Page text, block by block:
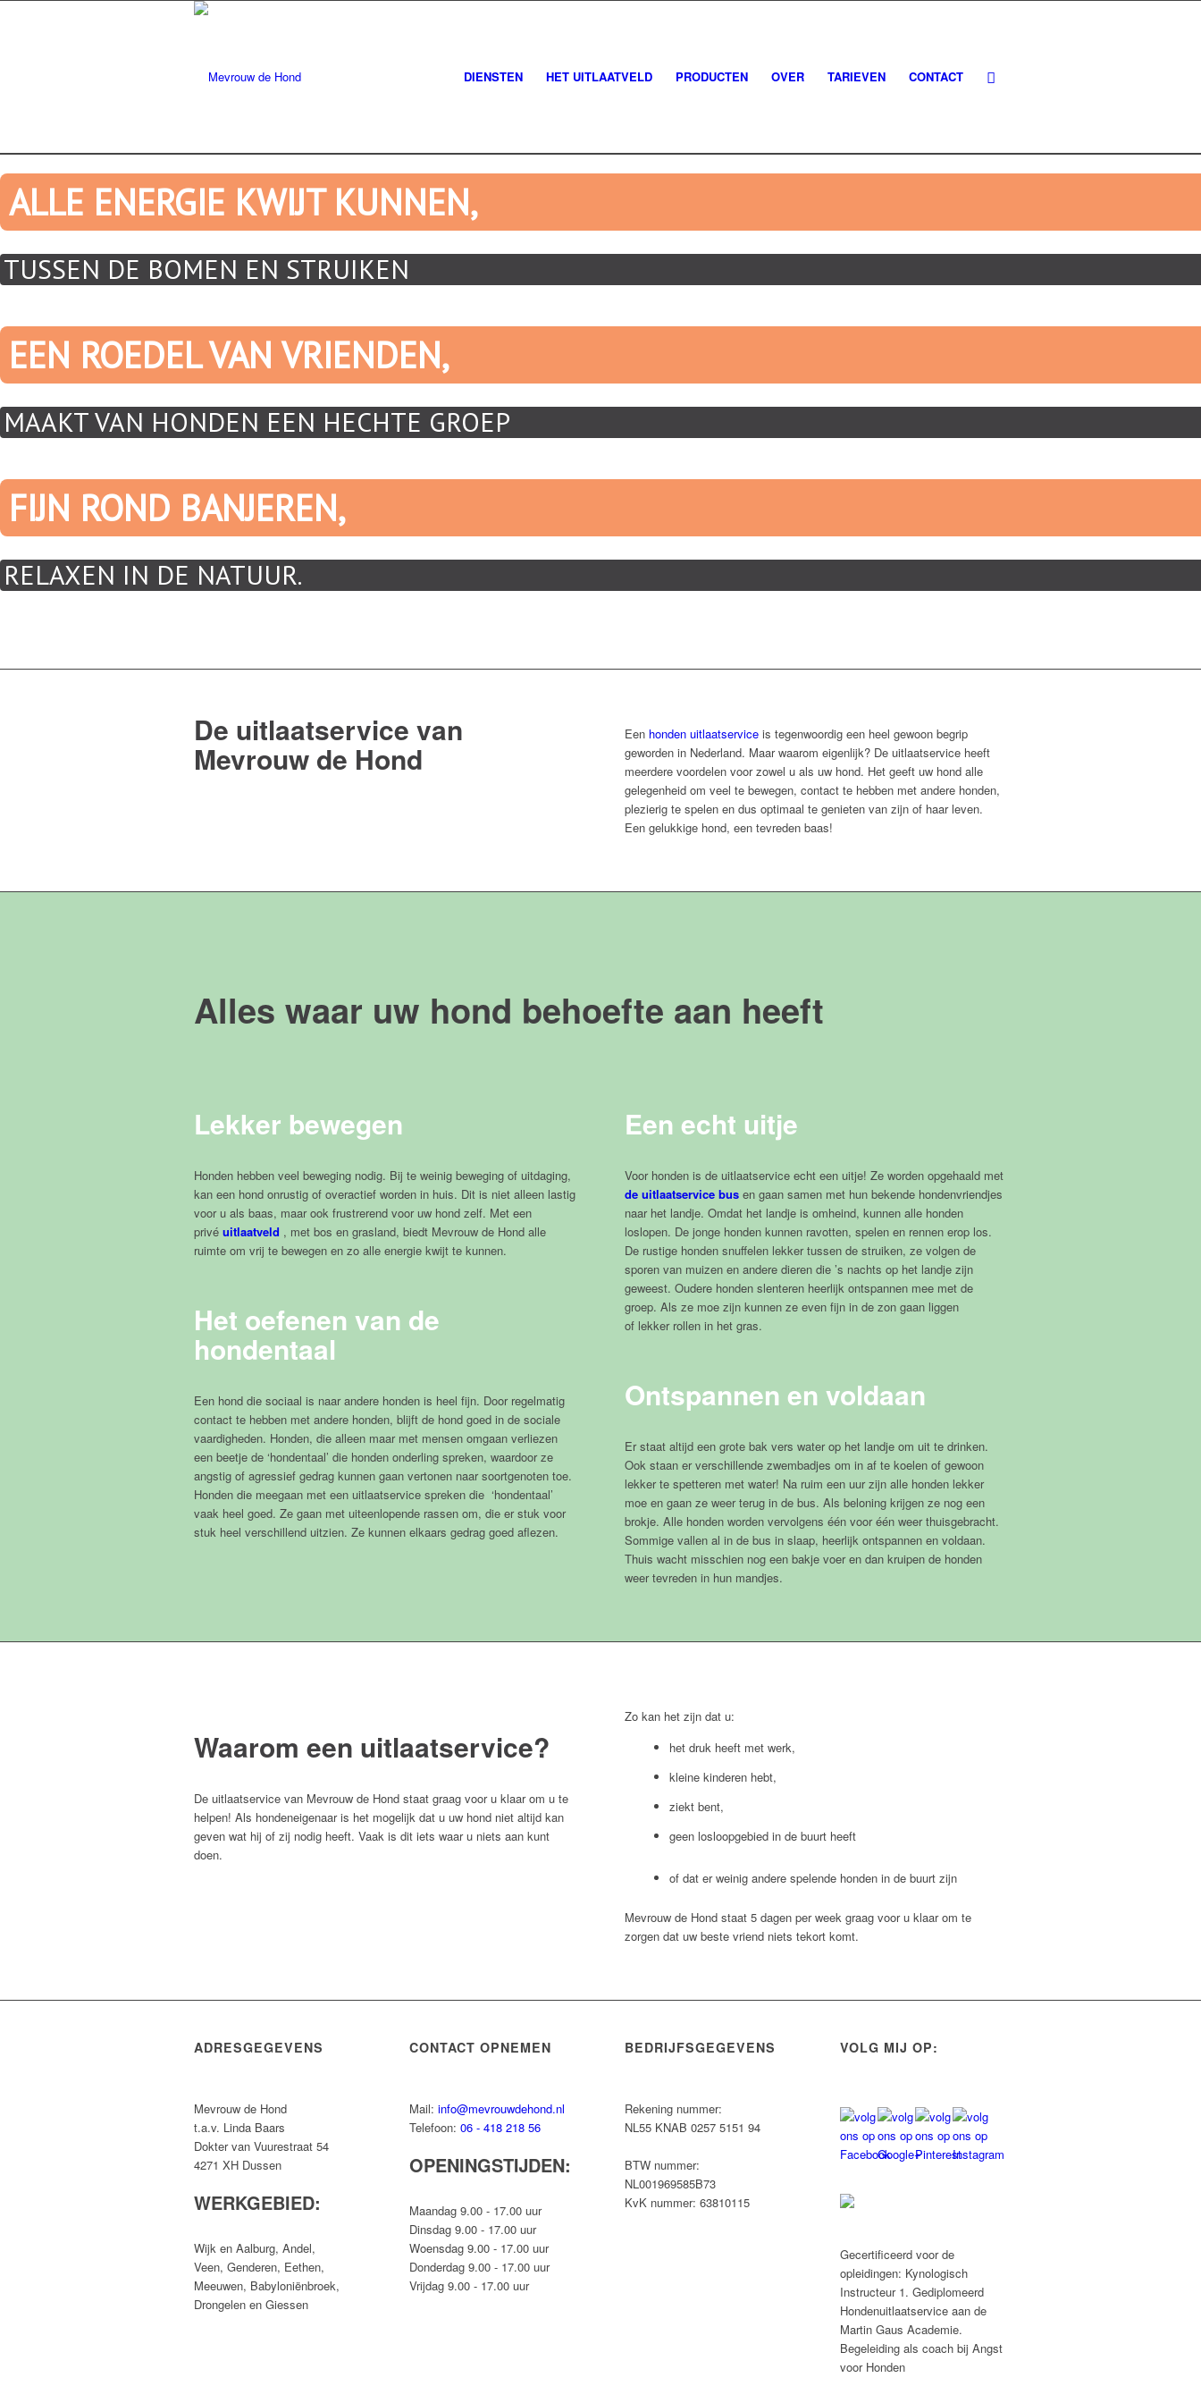
DIENSTEN HET UITLAATVELD PRODUCTEN OVER TARIEVEN CONTACT
ALLE ENERGIE KWIJT KUNNEN,
TUSSEN DE BOMEN EN STRUIKEN
EEN ROEDEL VAN VRIENDEN,
MAAKT VAN HONDEN EEN HECHTE GROEP
FIJN ROND BANJEREN,
RELAXEN IN DE NATUUR.
De uitlaatservice van
Mevrouw de Hond
Een honden uitlaatservice is tegenwoordig een heel gewoon begrip
geworden in Nederland. Maar waarom eigenlijk? De uitlaatservice heeft
meerdere voordelen voor zowel u als uw hond. Het geeft uw hond alle
gelegenheid om veel te bewegen, contact te hebben met andere honden,
plezierig te spelen en dus optimaal te genieten van zijn of haar leven.
Een gelukkige hond, een tevreden baas!
Alles waar uw hond behoefte aan heeft
Lekker bewegen
Honden hebben veel beweging nodig. Bij te weinig beweging of uitdaging,
kan een hond onrustig of overactief worden in huis. Dit is niet alleen lastig
voor u als baas, maar ook frustrerend voor uw hond zelf. Met een
privé uitlaatveld , met bos en grasland, biedt Mevrouw de Hond alle
ruimte om vrij te bewegen en zo alle energie kwijt te kunnen.
Het oefenen van de
hondentaal
Een hond die sociaal is naar andere honden is heel fijn. Door regelmatig
contact te hebben met andere honden, blijft de hond goed in de sociale
vaardigheden. Honden, die alleen maar met mensen omgaan verliezen
een beetje de ‘hondentaal’ die honden onderling spreken, waardoor ze
angstig of agressief gedrag kunnen gaan vertonen naar soortgenoten toe.
Honden die meegaan met een uitlaatservice spreken die ‘hondentaal’
vaak heel goed. Ze gaan met uiteenlopende rassen om, die er stuk voor
stuk heel verschillend uitzien. Ze kunnen elkaars gedrag goed aflezen.
Een echt uitje
Voor honden is de uitlaatservice echt een uitje! Ze worden opgehaald met
de uitlaatservice bus en gaan samen met hun bekende hondenvriendjes
naar het landje. Omdat het landje is omheind, kunnen alle honden
loslopen. De jonge honden kunnen ravotten, spelen en rennen erop los.
De rustige honden snuffelen lekker tussen de struiken, ze volgen de
sporen van muizen en andere dieren die ’s nachts op het landje zijn
geweest. Oudere honden slenteren heerlijk ontspannen mee met de
groep. Als ze moe zijn kunnen ze even fijn in de zon gaan liggen
of lekker rollen in het gras.
Ontspannen en voldaan
Er staat altijd een grote bak vers water op het landje om uit te drinken.
Ook staan er verschillende zwembadjes om in af te koelen of gewoon
lekker te spetteren met water! Na ruim een uur zijn alle honden lekker
moe en gaan ze weer terug in de bus. Als beloning krijgen ze nog een
brokje. Alle honden worden vervolgens één voor één weer thuisgebracht.
Sommige vallen al in de bus in slaap, heerlijk ontspannen en voldaan.
Thuis wacht misschien nog een bakje voer en dan kruipen de honden
weer tevreden in hun mandjes.
Waarom een uitlaatservice?
De uitlaatservice van Mevrouw de Hond staat graag voor u klaar om u te
helpen! Als hondeneigenaar is het mogelijk dat u uw hond niet altijd kan
geven wat hij of zij nodig heeft. Vaak is dit iets waar u niets aan kunt
doen.
Zo kan het zijn dat u:
het druk heeft met werk,
kleine kinderen hebt,
ziekt bent,
geen losloopgebied in de buurt heeft
of dat er weinig andere spelende honden in de buurt zijn
Mevrouw de Hond staat 5 dagen per week graag voor u klaar om te
zorgen dat uw beste vriend niets tekort komt.
ADRESGEGEVENS
Mevrouw de Hond
t.a.v. Linda Baars
Dokter van Vuurestraat 54
4271 XH Dussen
WERKGEBIED:
Wijk en Aalburg, Andel,
Veen, Genderen, Eethen,
Meeuwen, Babyloniënbroek,
Drongelen en Giessen
CONTACT OPNEMEN
Mail:info@mevrouwdehond.nl
Telefoon:06 - 418 218 56
OPENINGSTIJDEN:
Maandag 9.00 - 17.00 uur
Dinsdag 9.00 - 17.00 uur
Woensdag 9.00 - 17.00 uur
Donderdag 9.00 - 17.00 uur
Vrijdag 9.00 - 17.00 uur
BEDRIJFSGEGEVENS
Rekening nummer:
NL55 KNAB 0257 5151 94
BTW nummer:
NL001969585B73
KvK nummer: 63810115
VOLG MIJ OP:
Gecertificeerd voor de
opleidingen: Kynologisch
Instructeur 1. Gediplomeerd
Hondenuitlaatservice aan de
Martin Gaus Academie.
Begeleiding als coach bij Angst
voor Honden